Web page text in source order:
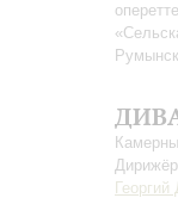
Георгий